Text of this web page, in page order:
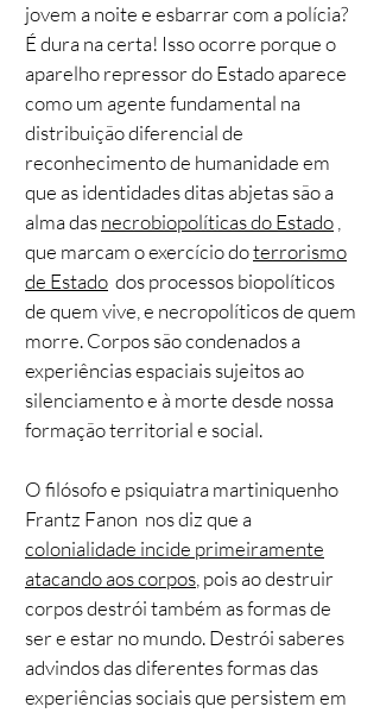
jovem a noite e esbarrar com a polícia?
É dura na certa! Isso ocorre porque o
aparelho repressor do Estado aparece
como um agente fundamental na
distribuição diferencial de
reconhecimento de humanidade em
que as identidades ditas abjetas são a
alma dasnecrobiopolíticas do Estado
que marcam o exercício doterrorismo
de Estado dos processos biopolíticos
de quem vive, e necropolíticos de quem
morre. Corpos são condenados a
experiências espaciais sujeitos ao
silenciamento e à morte desde nossa
formação territorial e social.
O filósofo e psiquiatra martiniquenho
Frantz Fanon nos diz que a
colonialidade incide primeiramente
atacando aos corpos , pois ao destruir
corpos destrói também as formas de
ser e estar no mundo. Destrói saberes
advindos das diferentes formas das
experiências sociais que persistem em